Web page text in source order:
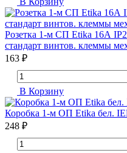
Розетка 1-м СП Etika 16А
стандарт винтов. клеммы
163 ₽
В Корзину
Коробка 1-м ОП Etika бел.
248 ₽